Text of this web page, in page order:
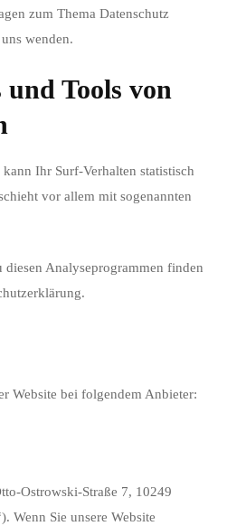
zum Thema Datenschutz
wenden.
und Tools von
Ihr Surf-Verhalten statistisch
vor allem mit sogenannten
Analyseprogrammen finden
Website bei folgendem Anbieter:
Ostrowski-Straße 7, 10249
Wenn Sie unsere Website